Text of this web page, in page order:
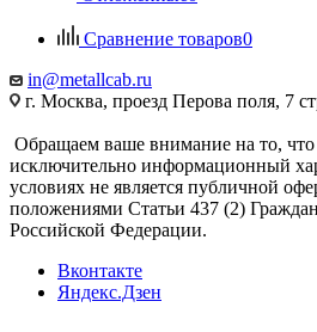
Сравнение товаров0
in@metallcab.ru
г. Москва, проезд Перова поля, 7
Обращаем ваше внимание на то,
исключительно информационный
условиях не является публичной
положениями Статьи 437 (2)
Российской Федерации.
Вконтакте
Яндекс.Дзен